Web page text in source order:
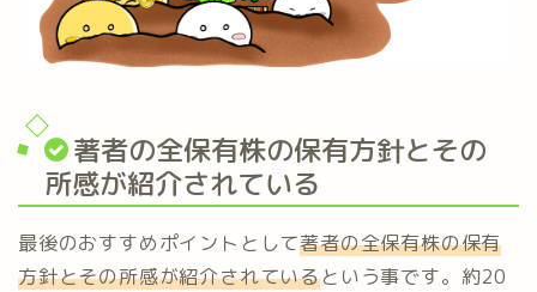
著者の全保有株の保有方針とその
所感が紹介されている
最後のおすすめポイントとして著者の全保有株の保有
方針とその所感が紹介されているという事です。約20